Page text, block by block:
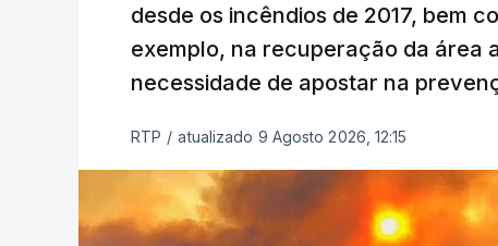
desde os incêndios de 2017, bem
exemplo, na recuperação da área
necessidade de apostar na
RTP / atualizado 9 Agosto 2026, 12:15